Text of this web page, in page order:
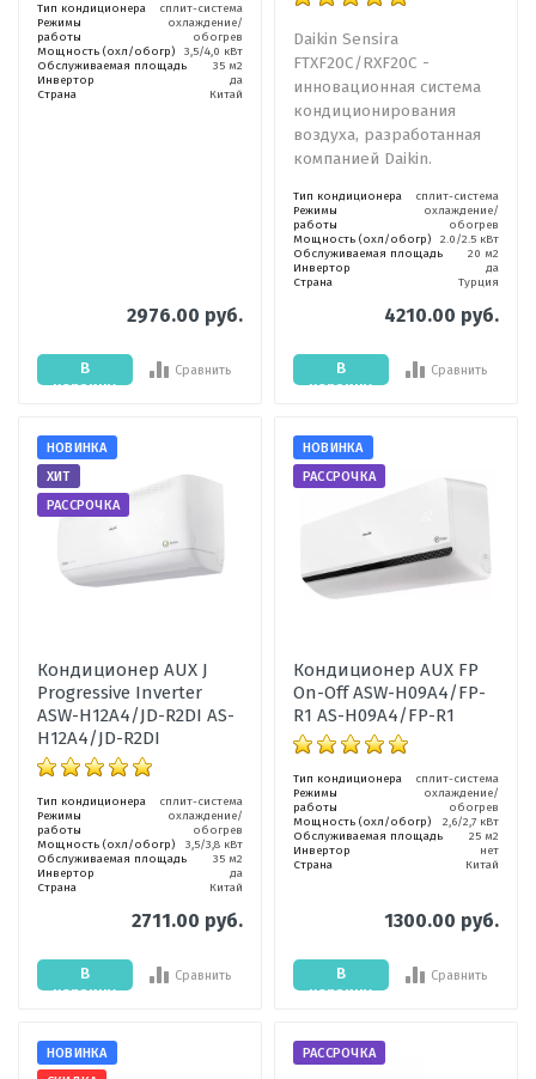
Тип кондиционера
сплит-система
Режимы
работы
охлаждение/
обогрев
Мощность (охл/обогр)
3,5/4,0 кВт
Обслуживаемая площадь
35 м2
Инвертор
да
Страна
Китай
2976.00 руб.
В
корзину
Сравнить
Daikin Sensira
FTXF20C/RXF20C -
инновационная система
кондиционирования
воздуха, разработанная
компанией Daikin.
Тип кондиционера
сплит-система
Режимы
работы
охлаждение/
обогрев
Мощность (охл/обогр)
2.0/2.5 кВт
Обслуживаемая площадь
20 м2
Инвертор
да
Страна
Турция
4210.00 руб.
В
корзину
Сравнить
НОВИНКА
ХИТ
РАССРОЧКА
Кондиционер AUX J
Progressive Inverter
ASW-H12A4/JD-R2DI AS-
H12A4/JD-R2DI
Тип кондиционера
сплит-система
Режимы
работы
охлаждение/
обогрев
Мощность (охл/обогр)
3,5/3,8 кВт
Обслуживаемая площадь
35 м2
Инвертор
да
Страна
Китай
2711.00 руб.
В
корзину
Сравнить
НОВИНКА
РАССРОЧКА
Кондиционер AUX FP
On-Off ASW-H09A4/FP-
R1 AS-H09A4/FP-R1
Тип кондиционера
сплит-система
Режимы
работы
охлаждение/
обогрев
Мощность (охл/обогр)
2,6/2,7 кВт
Обслуживаемая площадь
25 м2
Инвертор
нет
Страна
Китай
1300.00 руб.
В
корзину
Сравнить
НОВИНКА
РАССРОЧКА